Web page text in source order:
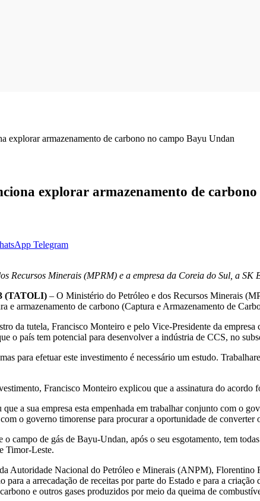
explorar armazenamento de carbono no campo Bayu Undan
explorar armazenamento de
Telegram
Recursos Minerais (MPRM) e a empresa da Coreia do Sul, a
(TATOLI) – O Ministério do Petróleo e dos Recursos Minerais
e armazenamento de carbono (Captura e Armazenamento de
da tutela, Francisco Monteiro e pelo Vice-Presidente da
o país tem potencial para desenvolver a indústria de CCS, no
para efetuar este investimento é necessário um estudo.
Francisco Monteiro explicou que a assinatura do acordo
a sua empresa esta empenhada em trabalhar conjunto com o
o governo timorense para procurar a oportunidade de
o campo de gás de Bayu-Undan, após o seu esgotamento, tem
Timor-Leste.
Autoridade Nacional do Petróleo e Minerais (ANPM),
para a arrecadação de receitas por parte do Estado e para a
e outros gases produzidos por meio da queima de